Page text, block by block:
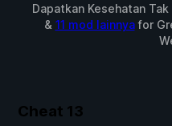
Dapatkan Kesehatan
& 11 mod lainnyafor
Cheat 13